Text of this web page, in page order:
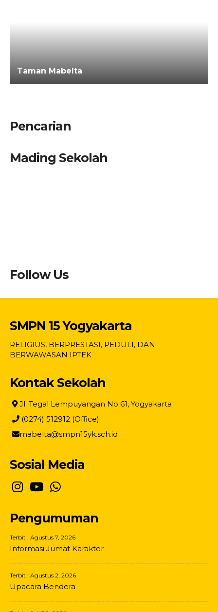
Taman Mabelta
Pencarian
Mading Sekolah
Follow Us
SMPN 15 Yogyakarta
RELIGIUS, BERPRESTASI, PEDULI, DAN
BERWAWASAN IPTEK
Kontak Sekolah
Jl. Tegal Lempuyangan No 61, Yogyakarta
(0274) 512912 (Office)
mabelta@smpn15yk.sch.id
Sosial Media
Pengumuman
Terbit : Agustus 7, 2026
Informasi Jumat Karakter
Terbit : Agustus 2, 2026
Upacara Bendera